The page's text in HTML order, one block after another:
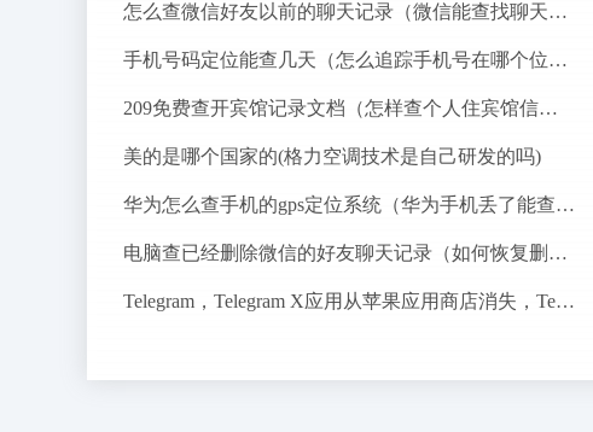
怎么查微信好友以前的聊天记录（微信能查找聊天记录吗）
手机号码定位能查几天（怎么追踪手机号在哪个位置）
209免费查开宾馆记录文档（怎样查个人住宾馆信息）
美的是哪个国家的(格力空调技术是自己研发的吗)
华为怎么查手机的gps定位系统（华为手机丢了能查定位吗）
电脑查已经删除微信的好友聊天记录（如何恢复删除的微信聊天记录）
Telegram，Telegram X应用从苹果应用商店消失，Telegram X for Android推出